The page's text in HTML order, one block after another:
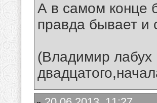
А в самом конце
правда бывает и
(Владимир